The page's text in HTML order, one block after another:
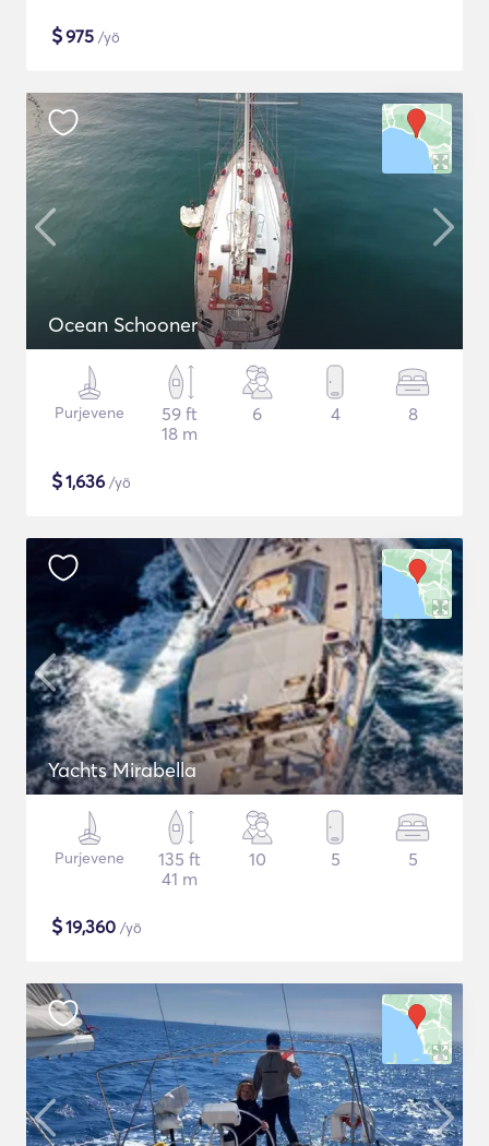
$975 /yö
Ocean Schooner
Purjevene
59 ft
18 m
6 4 8
$1,636 /yö
Yachts Mirabella
Purjevene
135 ft
41 m
10 5 5
$19,360 /yö